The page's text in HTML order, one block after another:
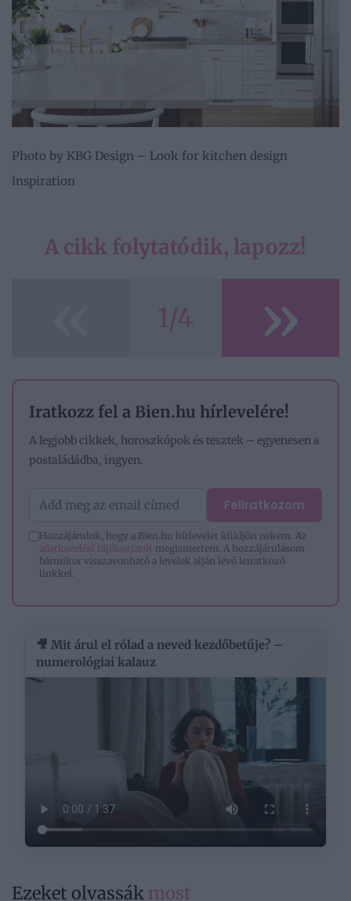
Photo by KBG Design – Look for kitchen design
inspiration
A cikk folytatódik, lapozz!
1/4 »
Iratkozz fel a Bien.hu hírlevelére!
A legjobb cikkek, horoszkópok és tesztek – egyenesen a
postaládádba, ingyen.
Feliratkozom
Hozzájárulok, hogy a Bien.hu hírlevelet küldjön nekem. Az
adatkezelési tájékoztatót megismertem. A hozzájárulásom
bármikor visszavonható a levelek alján lévő leiratkozó
linkkel.
🎥 Mit árul el rólad a neved kezdőbetűje? –
numerológiai kalauz
Ezeket olvassák most